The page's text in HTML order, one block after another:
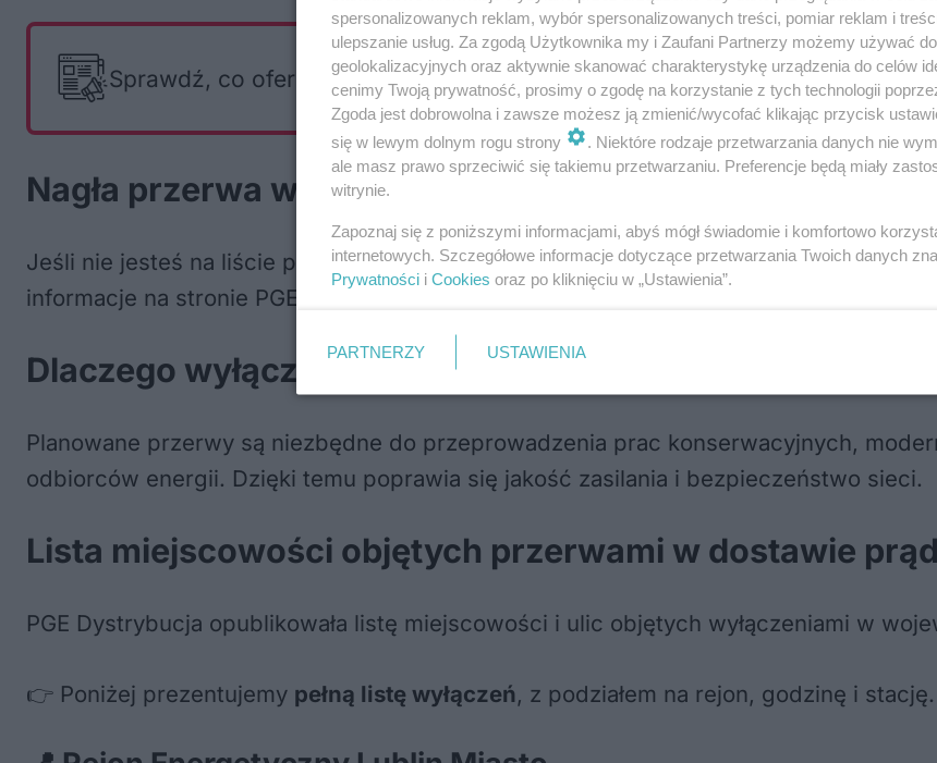
Sprawdź, co oferują i czego szukają mieszkańcy Lublina
Nagła przerwa w dostawie prądu?
Jeśli nie jesteś na liście planowanych wyłączeń, może to oznaczać awarię. Zgłoś ją
informacje na stronie PGE Dystrybucja.
Dlaczego wyłączają prąd?
Planowane przerwy są niezbędne do przeprowadzenia prac konserwacyjnych,
odbiorców energii. Dzięki temu poprawia się jakość zasilania i bezpieczeństwo sieci.
Lista miejscowości objętych przerwami w dostawie
PGE Dystrybucja opublikowała listę miejscowości i ulic objętych wyłączeniami w
👉 Poniżej prezentujemy pełną listę wyłączeń, z podziałem na rejon, godzinę i stację.
spersonalizowanych reklam, wybór spersonalizowanych treści, pomiar reklam i
ulepszanie usług. Za zgodą Użytkownika my i Zaufani Partnerzy możemy używać
geolokalizacyjnych oraz aktywnie skanować charakterystykę urządzenia do celów
cenimy Twoją prywatność, prosimy o zgodę na korzystanie z tych technologii
Zgoda jest dobrowolna i zawsze możesz ją zmienić/wycofać klikając przycisk
się w lewym dolnym rogu strony
. Niektóre rodzaje przetwarzania danych nie
ale masz prawo sprzeciwić się takiemu przetwarzaniu. Preferencje będą miały
witrynie.
Zapoznaj się z poniższymi informacjami, abyś mógł świadomie i komfortowo
internetowych. Szczegółowe informacje dotyczące przetwarzania Twoich danych
Prywatności i Cookies oraz po kliknięciu w „Ustawienia”.
PARTNERZY USTAWIENIA